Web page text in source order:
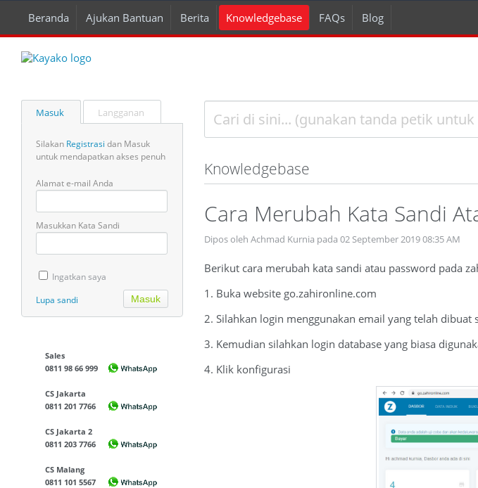
Beranda Ajukan Bantuan Berita Knowledgebase FAQs Blog
Masuk Langganan
Silakan Registrasi dan Masuk
untuk mendapatkan akses penuh
Alamat e-mail Anda
Masukkan Kata Sandi
Ingatkan saya
Lupa sandi
Sales
0811 98 66 999
CS Jakarta
0811 201 7766
CS Jakarta 2
0811 203 7766
CS Malang
0811 101 5567
Knowledgebase
Cara Merubah Kata Sandi
Dipos oleh Achmad Kurnia pada 02 September 2019 08:35 AM
Berikut cara merubah kata sandi atau password pada
1. Buka website go.zahironline.com
2. Silahkan login menggunakan email yang telah dibuat
3. Kemudian silahkan login database yang biasa
4. Klik konfigurasi